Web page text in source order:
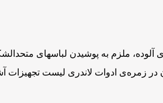
ملزم به پوشیدن لباسهای
در زمره‌ی ادوات لاندری لیست تجهیزات